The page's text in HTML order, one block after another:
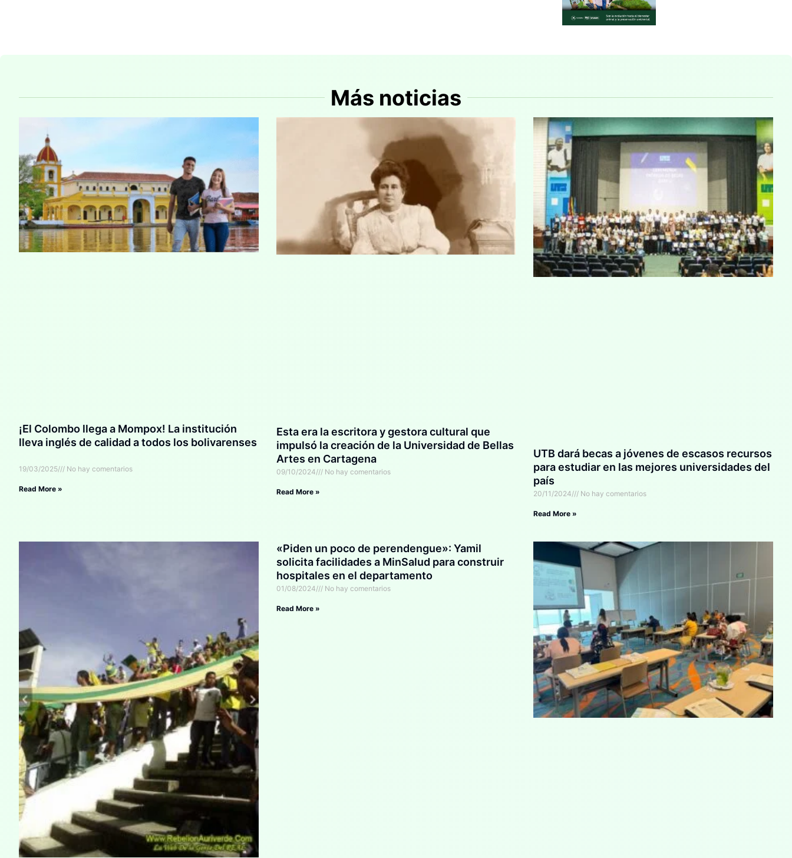
Más noticias
¡El Colombo llega a Mompox! La institución
lleva inglés de calidad a todos los bolivarenses
19/03/2025 No hay comentarios
Read More »
Esta era la escritora y gestora cultural que
impulsó la creación de la Universidad de Bellas
Artes en Cartagena
09/10/2024 No hay comentarios
Read More »
UTB dará becas a jóvenes de escasos recursos
para estudiar en las mejores universidades del
país
20/11/2024 No hay comentarios
Read More »
«Piden un poco de perendengue»: Yamil
solicita facilidades a MinSalud para construir
hospitales en el departamento
01/08/2024 No hay comentarios
Read More »